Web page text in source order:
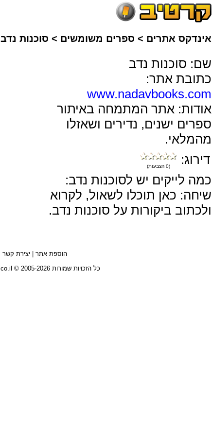
אינדקס אתרים > ספרים משומשים > סוכנות נדב
שם: סוכנות נדב
כתובת אתר:
www.nadavbooks.com
אודות: אתר המתמחה באיתור
ספרים ישנים, נדירים ושאזלו
מהמלאי.
דירוג:
(0 הצבעות)
כמה לייקים יש לסוכנות נדב:
שיחה: כאן תוכלו לשאול, לקרוא
ולכתוב ביקורות על סוכנות נדב.
הוספת אתר |יצירת קשר
כל הזכויות שמורות 2005-2026 © www.kartiv.co.il